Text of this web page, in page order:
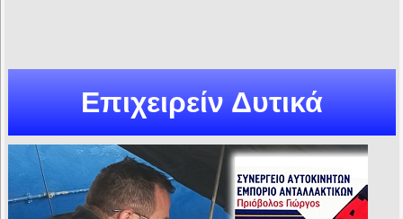
Επιχειρείν Δυτικά